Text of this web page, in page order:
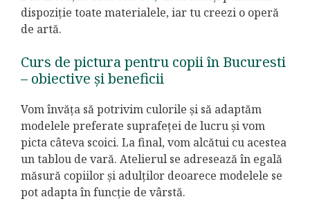
dispoziție toate materialele, iar tu creezi o operă
de artă.
Curs de pictura pentru copii în Bucuresti
– obiective și beneficii
Vom învăța să potrivim culorile și să adaptăm
modelele preferate suprafeței de lucru și vom
picta câteva scoici. La final, vom alcătui cu acestea
un tablou de vară. Atelierul se adresează în egală
măsură copiilor și adulților deoarece modelele se
pot adapta în funcție de vârstă.